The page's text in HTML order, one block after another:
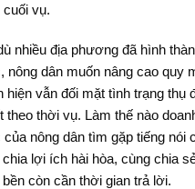
vụ.
nhiều địa phương đã hình
nông dân muốn nâng cao quy
hiện vẫn đối mặt tình trạng thụ
theo thời vụ. Làm thế nào
nông dân tìm gặp tiếng nói
lợi ích hài hòa, cùng chia
còn cần thời gian trả lời.